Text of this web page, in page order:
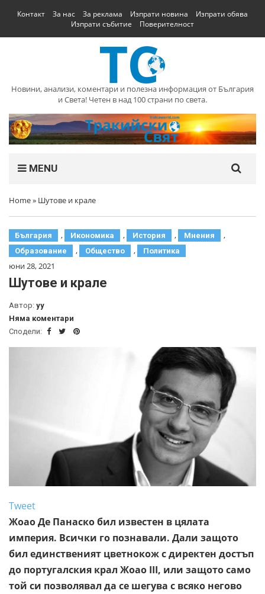
Контакт За нас За реклама Изпрати новина
Изпрати обява
Изпрати събитие
Поверителност
Новини, анализи, коментари и полезна информация от България
и Света! Четен в над 100 страни по света.
MENU
Home» Шутове и крале
България , Икономика , История , Мнения ,
Образование , Общество , Политика
юни 28, 2021
Шутове и крале
Автор: yy
Няма коментари
Сподели:
Tweet
Жоао Де Панаско бил известен в цялата
империя. Всички го познавали. Дали защото
бил единственият цветнокож с директен достъп
до португалския крал Жоао III, или защото само
той си позволявал да се шегува с всяко негово